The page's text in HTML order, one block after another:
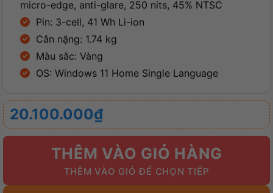
micro-edge, anti-glare, 250 nits, 45% NTSC
Pin: 3-cell, 41 Wh Li-ion
Cân nặng: 1.74 kg
Màu sắc: Vàng
OS: Windows 11 Home Single Language
20.100.000₫
THÊM VÀO GIỎ HÀNG